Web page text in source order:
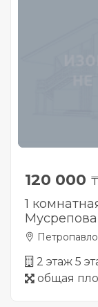
120 000
1
Мусрепова
2 этаж 5
общая